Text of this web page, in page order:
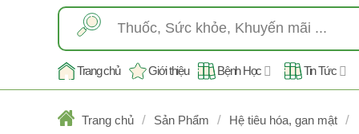
kiếm:
Trang chủ Giới thiệu Bệnh Học Tin Tức
Trang chủ / Sản Phẩm / Hệ tiêu hóa, gan mật /